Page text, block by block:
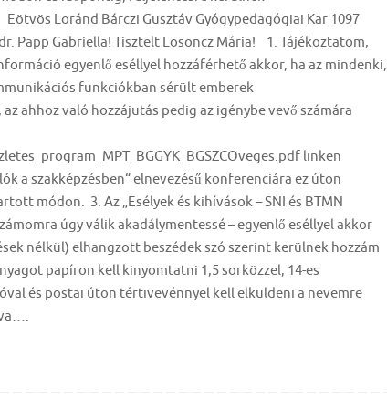
Loránd Bárczi Gusztáv Gyógypedagógiai Kar 1097
Papp Gabriella! Tisztelt Losoncz Mária! 1. Tájékoztatom,
egyenlő eséllyel hozzáférhető akkor, ha az mindenki,
funkciókban sérült emberek
ahhoz való hozzájutás pedig az igénybe vevő számára
linken
a szakképzésben“ elnevezésű konferenciára ez úton
módon. 3. Az „Esélyek és kihívások – SNI és BTMN
úgy válik akadálymentessé – egyenlő eséllyel akkor
nélkül) elhangzott beszédek szó szerint kerülnek hozzám
papíron kell kinyomtatni 1,5 sorközzel, 14-es
és postai úton tértivevénnyel kell elküldeni a nevemre